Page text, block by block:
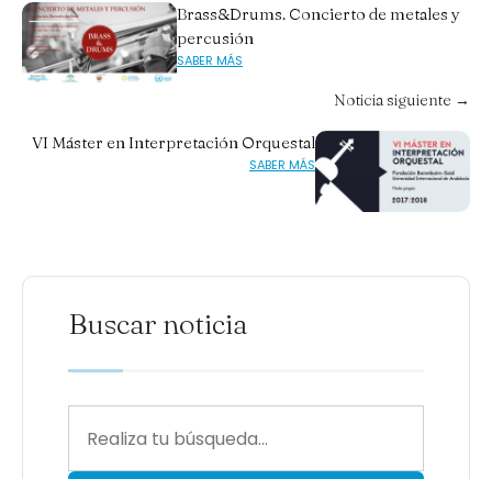
Brass&Drums. Concierto de metales y
percusión
SABER MÁS
Noticia siguiente →
VI Máster en Interpretación Orquestal
SABER MÁS
Buscar noticia